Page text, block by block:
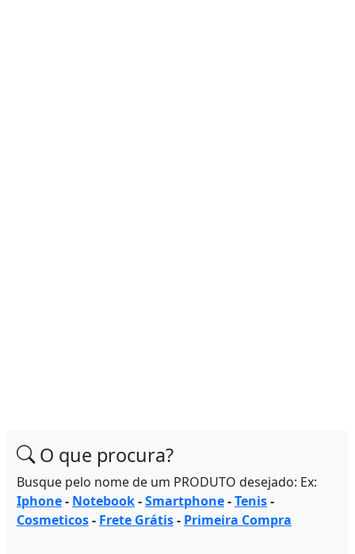
O que procura?
Busque pelo nome de um PRODUTO desejado: Ex:
Iphone- Notebook-Smartphone-Tenis-
Cosmeticos- Frete Grátis- Primeira Compra